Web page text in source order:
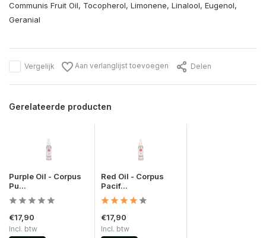
Communis Fruit Oil, Tocopherol, Limonene, Linalool, Eugenol,
Geranial
Vergelijk Aan verlanglijst toevoegen Delen
Gerelateerde producten
Purple Oil - Corpus
Pu...
€17,90
Incl. btw
Red Oil - Corpus
Pacif...
€17,90
Incl. btw